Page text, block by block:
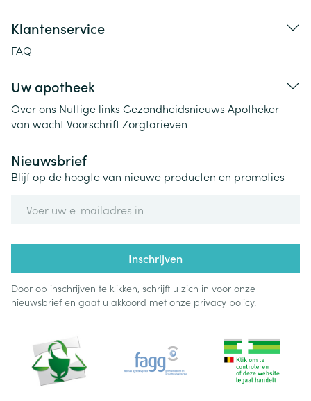
Klantenservice
FAQ
Uw apotheek
Over ons Nuttige links Gezondheidsnieuws Apotheker
van wachtVoorschriftZorgtarieven
Nieuwsbrief
Blijf op de hoogte van nieuwe producten en promoties
Inschrijven
Door op inschrijven te klikken, schrijft u zich in voor onze
nieuwsbrief en gaat u akkoord met onze privacy policy.